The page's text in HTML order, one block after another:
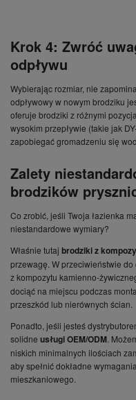
Krok 4: Zwróć
odpływu
Wybierając rozmiar, nie
odpływowy w nowym brodziku
oferuje brodziki z różnymi
wysokim przepływie (takie jak
zapobiegać gromadzeniu się
Zalety
brodzików
Co zrobić, jeśli Twoja łazienka
niestandardowe wymiary?
Właśnie tutaj brodziki z
przewagę. W przeciwieństwie
z kompozytu kamienno-
dociąć na miejscu podczas
przeszkód lub nierównych ścian.
Ponadto, jeśli jesteś
solidne usługi OEM/ODM.
niskich minimalnych ilościach
aby spełnić dokładne
mieszkaniowego.